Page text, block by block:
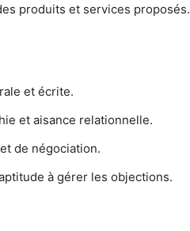
produits et services proposés.
et écrite.
et aisance relationnelle.
de négociation.
à gérer les objections.